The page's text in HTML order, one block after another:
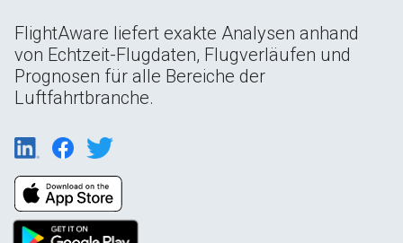
FlightAware liefert exakte Analysen anhand
von Echtzeit-Flugdaten, Flugverläufen und
Prognosen für alle Bereiche der
Luftfahrtbranche.